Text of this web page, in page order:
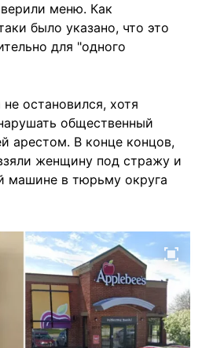
меню. Как
было указано, что это
для "одного
остановился, хотя
общественный
арестом. В конце концов,
женщину под стражу и
машине в тюрьму округа